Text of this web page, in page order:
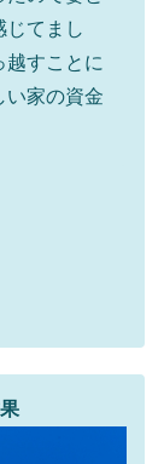
じてまし
越すことに
い家の資金